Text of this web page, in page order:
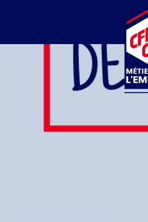
MÉTIERS DE L’EMPLOI